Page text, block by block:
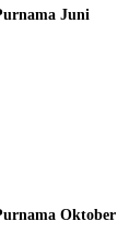
Juni
Oktober